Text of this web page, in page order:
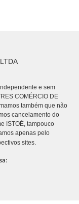
e sem
COMÉRCIO DE
também que não
cancelamento do
ISTOÉ, tampouco
apenas pelo
sites.